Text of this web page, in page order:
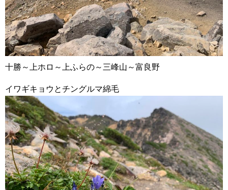
十勝～上ホロ～上ふらの～三峰山～富良野
イワギキョウとチングルマ綿毛